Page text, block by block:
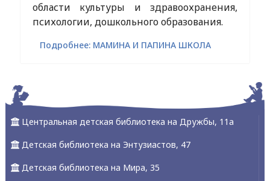
области культуры и здравоохранения,
психологии, дошкольного образования.
Подробнее: МАМИНА И ПАПИНА ШКОЛА
Центральная детская библиотека на Дружбы, 11а
Детская библиотека на Энтузиастов, 47
Детская библиотека на Мира, 35